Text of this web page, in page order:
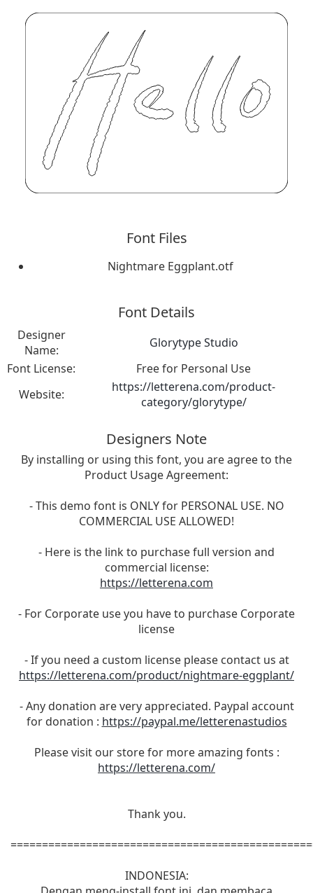
Font Files
Nightmare Eggplant.otf
Font Details
Designer
Name:
Glorytype Studio
Font License:
Free for Personal Use
Website:
https://letterena.com/product-
category/glorytype/
Designers Note
By installing or using this font, you are agree to the
Product Usage Agreement:
- This demo font is ONLY for PERSONAL USE. NO
COMMERCIAL USE ALLOWED!
- Here is the link to purchase full version and
commercial license:
https://letterena.com
- For Corporate use you have to purchase Corporate
license
- If you need a custom license please contact us at
https://letterena.com/product/nightmare-eggplant/
- Any donation are very appreciated. Paypal account
for donation : https://paypal.me/letterenastudios
Please visit our store for more amazing fonts :
https://letterena.com/
Thank you.
INDONESIA: